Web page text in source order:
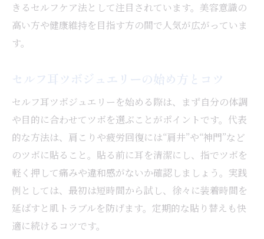
きるセルフケア法として注目されています。美容意識の
高い方や健康維持を目指す方の間で人気が広がっていま
す。
セルフ耳ツボジュエリーの始め方とコツ
セルフ耳ツボジュエリーを始める際は、まず自分の体調
や目的に合わせてツボを選ぶことがポイントです。代表
的な方法は、肩こりや疲労回復には“肩井”や“神門”など
のツボに貼ること。貼る前に耳を清潔にし、指でツボを
軽く押して痛みや違和感がないか確認しましょう。実践
例としては、最初は短時間から試し、徐々に装着時間を
延ばすと肌トラブルを防げます。定期的な貼り替えも快
適に続けるコツです。